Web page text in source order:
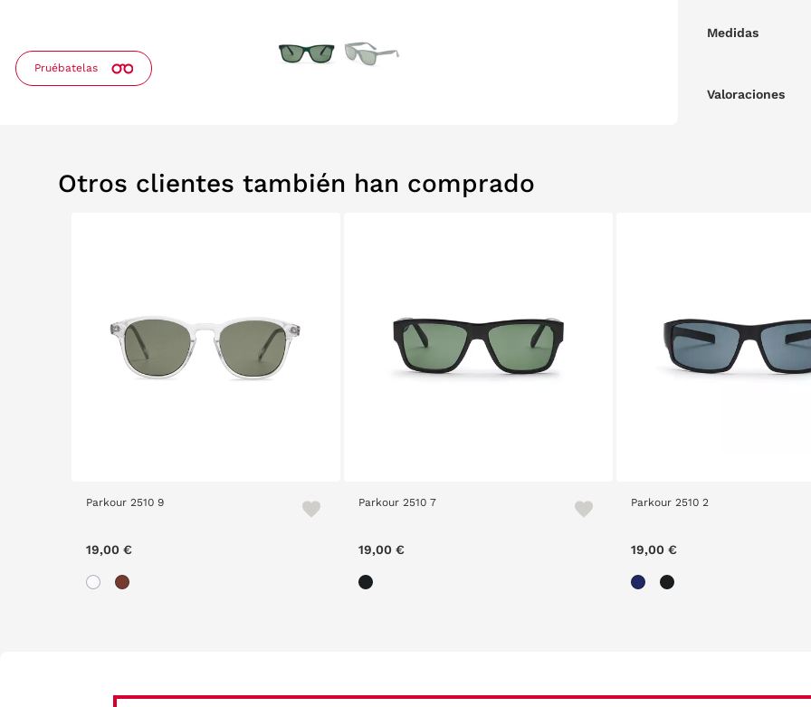
Pruébatelas
Medidas
Valoraciones
Otros clientes también han comprado
Parkour 2510 9
19,00 €
Parkour 2510 7
19,00 €
Parkour 2510 2
19,00 €